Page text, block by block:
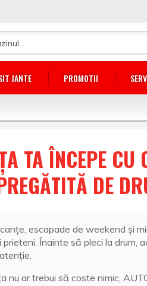
JANTE PROMOTII
TA ÎNCEPE CU
DE
escapade de weekend și
Înainte să pleci la drum,
nu ar trebui să coste nimic,